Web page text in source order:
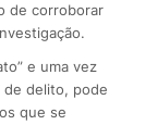
de corroborar
e uma vez
de delito, pode
que se